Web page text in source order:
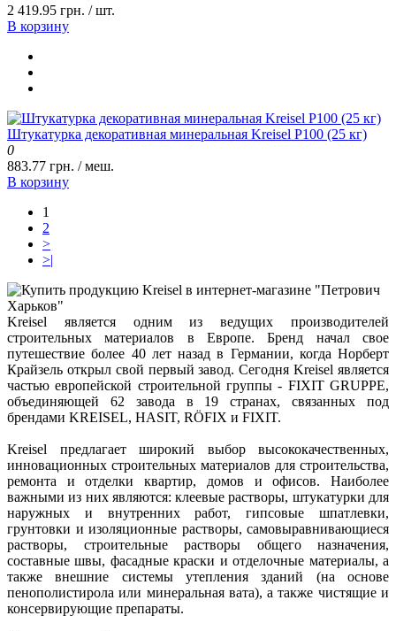
2 419.95 грн. / шт.
В корзину
Штукатурка декоративная минеральная Kreisel P100 (25 кг)
0
883.77 грн. / меш.
В корзину
1
2
>
>|
Kreisel является одним из ведущих производителей
строительных материалов в Европе. Бренд начал свое
путешествие более 40 лет назад в Германии, когда Норберт
Крайзель открыл свой первый завод. Сегодня Kreisel является
частью европейской строительной группы - FIXIT GRUPPE,
объединяющей 62 завода в 19 странах, связанных под
брендами KREISEL, HASIT, RÖFIX и FIXIT.
Kreisel предлагает широкий выбор высококачественных,
инновационных строительных материалов для строительства,
ремонта и отделки квартир, домов и офисов. Наиболее
важными из них являются: клеевые растворы, штукатурки для
наружных и внутренних работ, гипсовые шпатлевки,
грунтовки и изоляционные растворы, самовыравнивающиеся
растворы, строительные растворы общего назначения,
составные швы, фасадные краски и отделочные материалы, а
также внешние системы утепления зданий (на основе
пенополистирола или минеральная вата), а также чистящие и
консервирующие препараты.